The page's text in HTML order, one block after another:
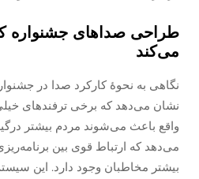
طراحی صداهای جشنواره
می‌کند
نگاهی به نحوهٔ کارکرد صدا در
نشان می‌دهد که برخی ترفند‌های
واقع باعث می‌شوند مردم بیشتر
می‌دهد که ارتباط قوی بین
بیشتر مخاطبان وجود دارد. این